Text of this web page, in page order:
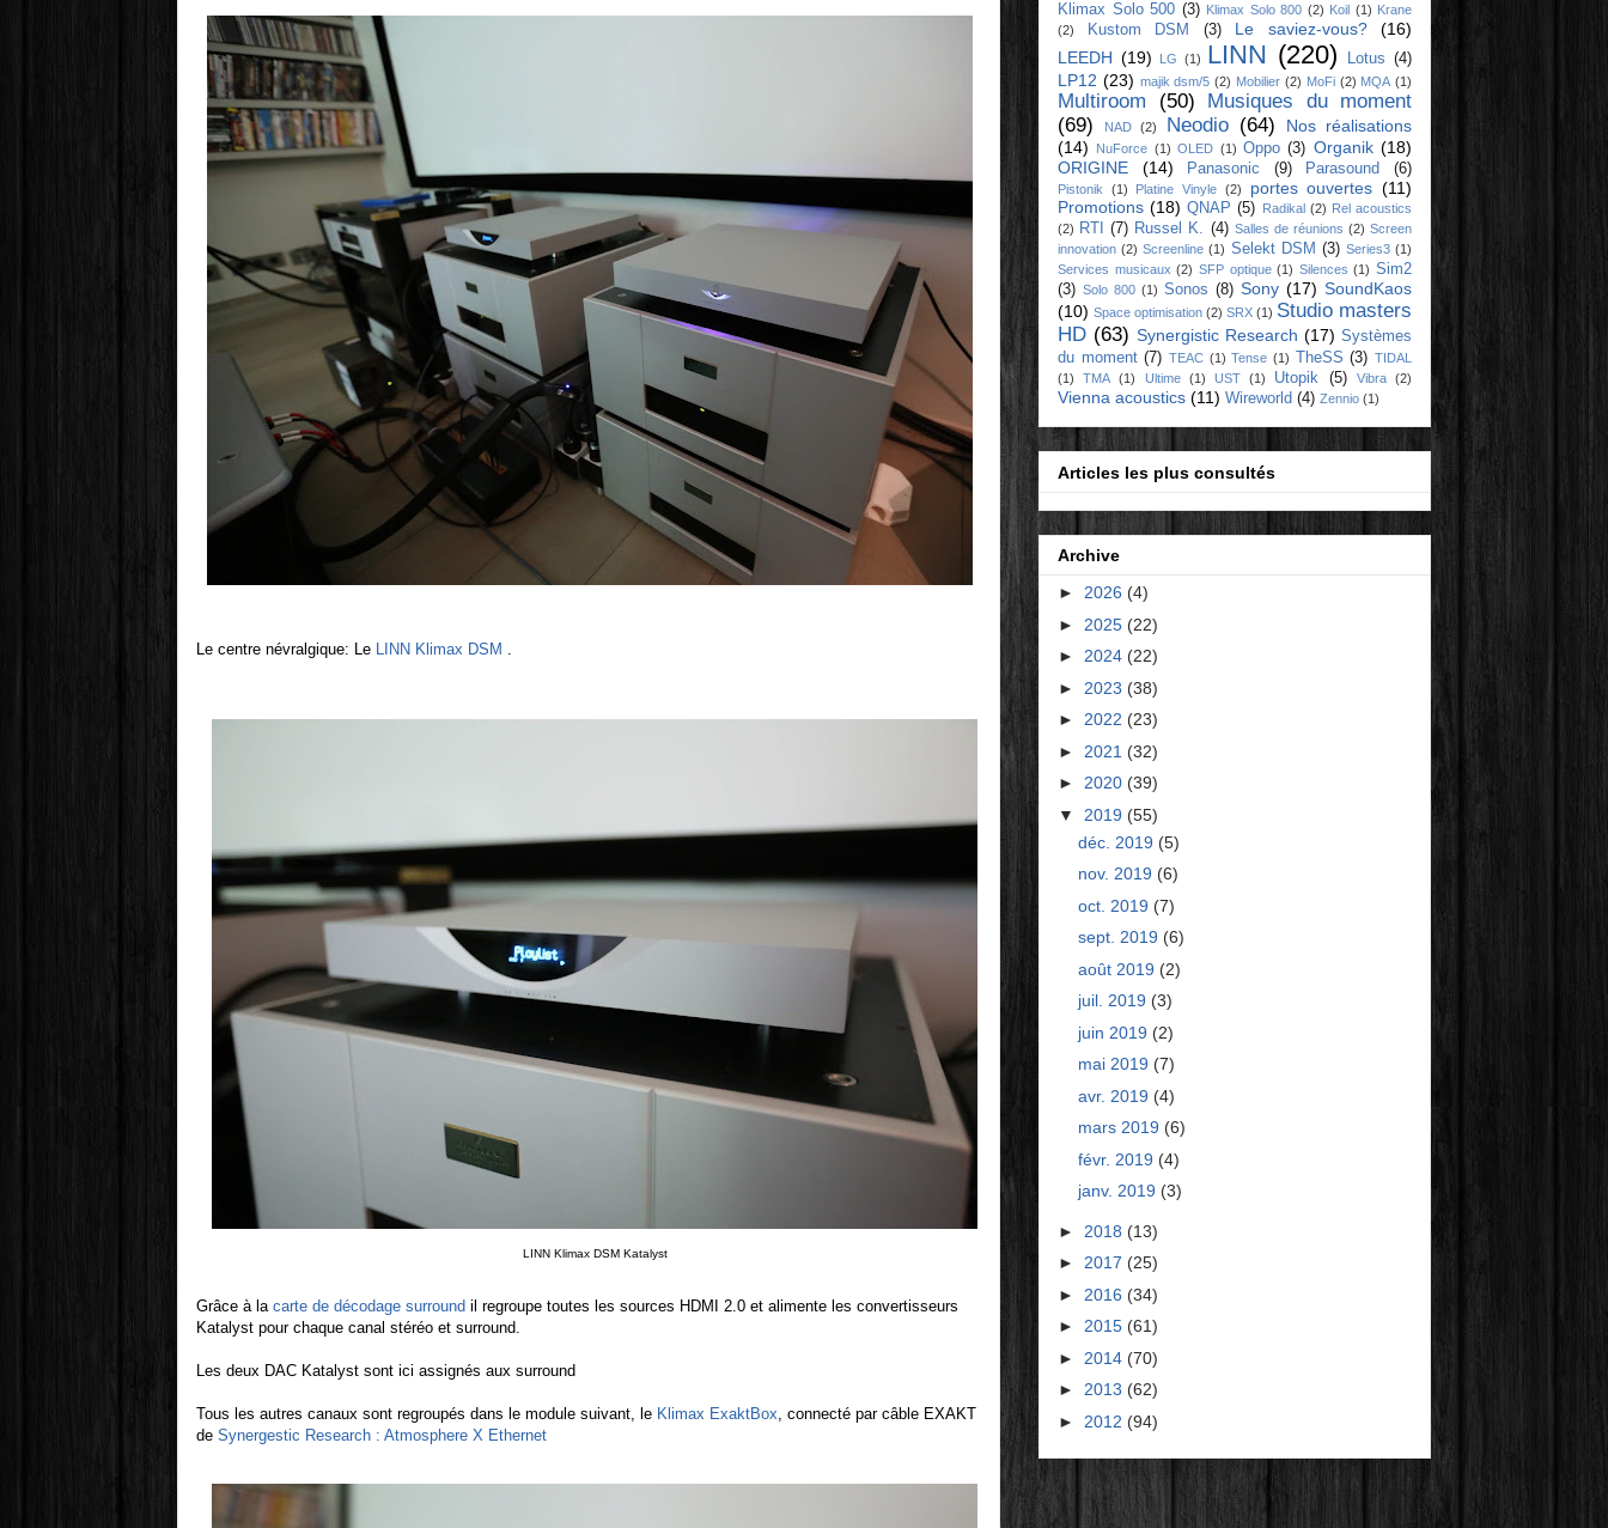
Le centre névralgique: Le LINN Klimax DSM
LINN Klimax DSM Katalyst
Grâce à la carte de décodage surround il regroupe toutes les sources HDMI 2.0 et alimente les convertisseurs
Katalyst pour chaque canal stéréo et surround.
Les deux DAC Katalyst sont ici assignés aux surround
Tous les autres canaux sont regroupés dans le module suivant, le Klimax ExaktBox, connecté par câble EXAKT
de Synergestic Research : Atmosphere X Ethernet
Klimax Solo 500 (3) Klimax Solo 800 (2) Koil (1) Krane
(2)
Kustom DSM (3) Le saviez-vous?
(16)
LEEDH (19) LG (1) LINN (220) Lotus (4)
LP12 (23) majik dsm/5 (2) Mobilier (2) MoFi (2) MQA (1)
Multiroom (50)
Musiques du moment
(69)
NAD (2) Neodio (64)
Nos réalisations
(14)
NuForce (1) OLED (1) Oppo (3) Organik (18)
ORIGINE
(14) Panasonic (9) Parasound (6)
Pistonik (1) Platine Vinyle (2) portes ouvertes (11)
Promotions (18) QNAP (5) Radikal (2) Rel acoustics
(2) RTI (7) Russel K. (4) Salles de réunions (2) Screen
innovation (2) Screenline (1) Selekt DSM (3) Series3 (1)
Services musicaux (2) SFP optique (1) Silences (1) Sim2
(3) Solo 800 (1) Sonos (8) Sony (17) SoundKaos
(10) Space optimisation (2) SRX (1) Studio masters
HD (63) Synergistic Research (17) Systèmes
du moment (7) TEAC (1) Tense (1) TheSS (3) TIDAL
(1)
TMA (1) Ultime (1) UST (1) Utopik (5) Vibra (2)
Vienna acoustics (11) Wireworld (4) Zennio (1)
Articles les plus consultés
Archive
► 2026 (4)
► 2025 (22)
► 2024 (22)
► 2023 (38)
► 2022 (23)
► 2021 (32)
► 2020 (39)
▼ 2019 (55)
déc. 2019 (5)
nov. 2019 (6)
oct. 2019 (7)
sept. 2019 (6)
août 2019 (2)
juil. 2019 (3)
juin 2019 (2)
mai 2019 (7)
avr. 2019 (4)
mars 2019 (6)
févr. 2019 (4)
janv. 2019 (3)
► 2018 (13)
► 2017 (25)
► 2016 (34)
► 2015 (61)
► 2014 (70)
► 2013 (62)
► 2012 (94)